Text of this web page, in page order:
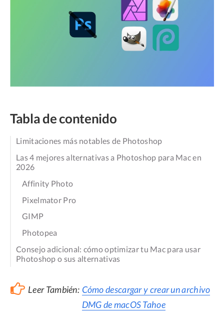
Tabla de contenido
Limitaciones más notables de Photoshop
Las 4 mejores alternativas a Photoshop para Mac en
2026
Affinity Photo
Pixelmator Pro
GIMP
Photopea
Consejo adicional: cómo optimizar tu Mac para usar
Photoshop o sus alternativas
Leer También: Cómo descargar y crear un archivo
DMG de macOS Tahoe